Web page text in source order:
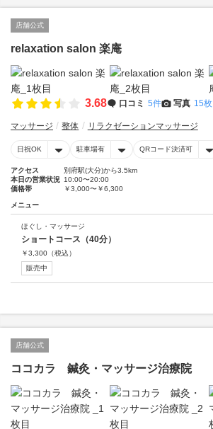
店舗公式
relaxation salon 楽庵
3.68 口コミ 5件 写真 15枚
マッサージ 整体 リラクゼーションマッサージ
日祝OK 駐車場有 QRコード決済可
アクセス
別府駅(大分)から3.5km
本日の営業状況 10:00〜20:00
価格帯
￥3,000〜￥6,300
メニュー
ほぐし・マッサージ
ショートコース（40分）
￥3,300 （税込）
販売中
店舗公式
ココカラ 鍼灸・マッサージ治療院